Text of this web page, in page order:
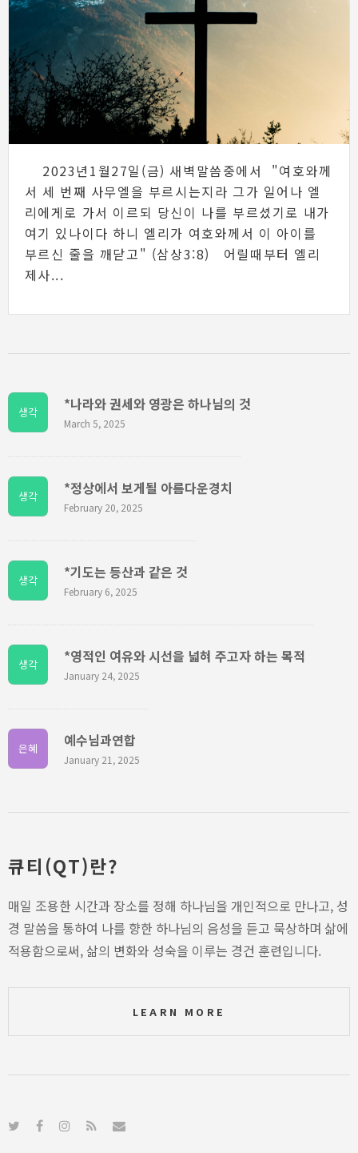
2023년1월27일(금) 새벽말씀중에서 "여호와께
서 세 번째 사무엘을 부르시는지라 그가 일어나 엘
리에게로 가서 이르되 당신이 나를 부르셨기로 내가
여기 있나이다 하니 엘리가 여호와께서 이 아이를
부르신 줄을 깨닫고" (삼상3:8) 어릴때부터 엘리
제사...
생각 *나라와 권세와 영광은 하나님의 것
March 5, 2025
생각 *정상에서 보게될 아름다운경치
February 20, 2025
생각 *기도는 등산과 같은 것
February 6, 2025
생각 *영적인 여유와 시선을 넓혀 주고자 하는 목적
January 24, 2025
은혜 예수님과연합
January 21, 2025
큐티(QT)란?
매일 조용한 시간과 장소를 정해 하나님을 개인적으로 만나고, 성
경 말씀을 통하여 나를 향한 하나님의 음성을 듣고 묵상하며 삶에
적용함으로써, 삶의 변화와 성숙을 이루는 경건 훈련입니다.
LEARN MORE